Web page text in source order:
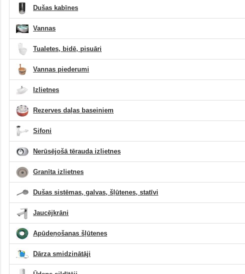
Dušas kabīnes
Vannas
Tualetes, bidē, pisuāri
Vannas piederumi
Izlietnes
Rezerves daļas baseiniem
Sifoni
Nerūsējošā tērauda izlietnes
Granīta izlietnes
Dušas sistēmas, galvas, šļūtenes, statīvi
Jaucējkrāni
Apūdeņošanas šļūtenes
Dārza smidzinātāji